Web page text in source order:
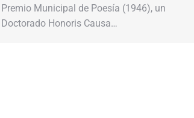
Premio Municipal de Poesía (1946), un
Doctorado Honoris Causa…